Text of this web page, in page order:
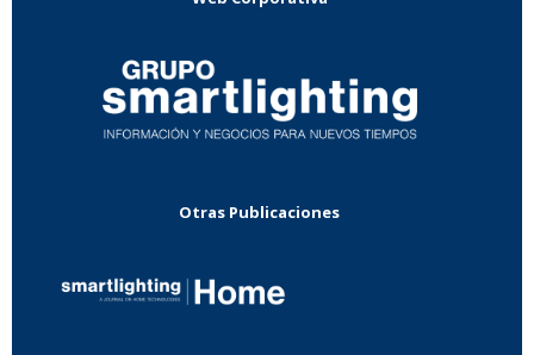
Otras Publicaciones